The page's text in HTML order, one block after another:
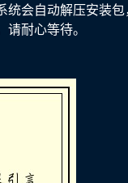
统会自动解压安装
耐心等待。